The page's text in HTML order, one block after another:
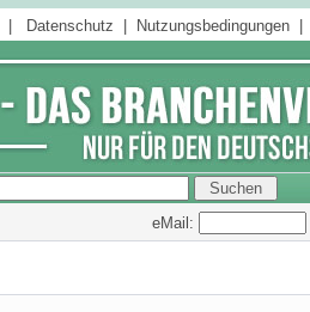
Datenschutz Nutzungsbedingungen
eMail: